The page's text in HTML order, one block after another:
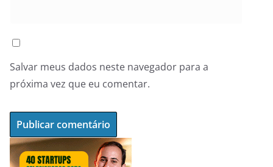
Salvar meus dados neste navegador para a
próxima vez que eu comentar.